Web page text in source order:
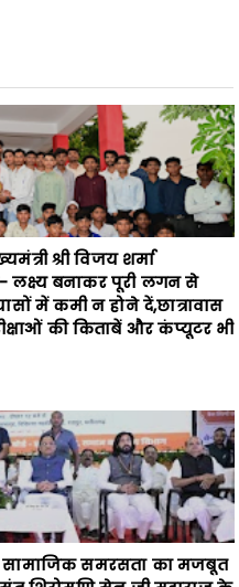
श्री विजय शर्मा
लक्ष्य बनाकर पूरी लगन से
में कमी न होने दें,छात्रावास
की किताबें और कंप्यूटर भी
समरसता का मजबूत
शिरोमणि सेन जी महाराज के
नामकरण